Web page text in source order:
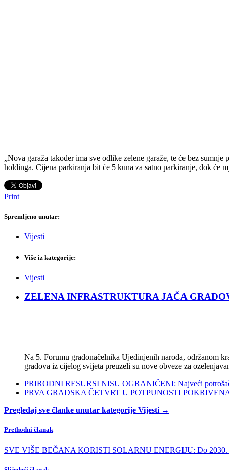
„Nova garaža također ima sve odlike zelene garaže, te će bez
holdinga. Cijena parkiranja bit će 5 kuna za satno parkiranje, dok će
Print
Spremljeno unutar:
Vijesti
Više iz kategorije:
Vijesti
ZELENA INFRASTRUKTURA JAČA
Na 5. Forumu gradonačelnika Ujedinjenih naroda, održanom
gradova iz cijelog svijeta preuzeli su nove obveze za
PRIRODNI RESURSI NISU OGRANIČENI: Najveći
PRVA GRADSKA ČETVRT U POTPUNOSTI
Pregledaj sve članke unutar kategorije Vijesti →
Prethodni članak
SVE VIŠE BEČANA KORISTI SOLARNU ENERGIJU: Do 2030.